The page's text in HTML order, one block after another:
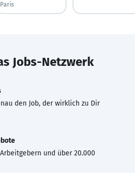
Paris
Jobs-Netzwerk
den Job, der wirklich zu Dir
und über 20.000